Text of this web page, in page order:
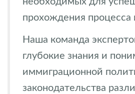
прохождения
Наша команда
глубокие знания и
иммиграционной
законодательства